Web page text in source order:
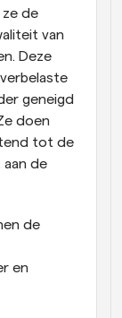
gebeurt
ze de
van
Deze
geneigd
doen
tot de
de
de
en